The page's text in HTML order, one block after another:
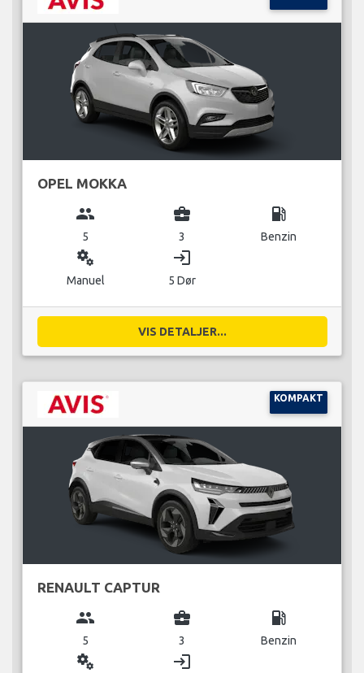
OPEL MOKKA
group
5
business_center
3
local_gas_station
Benzin
miscellaneous_services
Manuel
login
5 Dør
VIS DETALJER...
KOMPAKT
RENAULT CAPTUR
group
5
business_center
3
local_gas_station
Benzin
miscellaneous_services login